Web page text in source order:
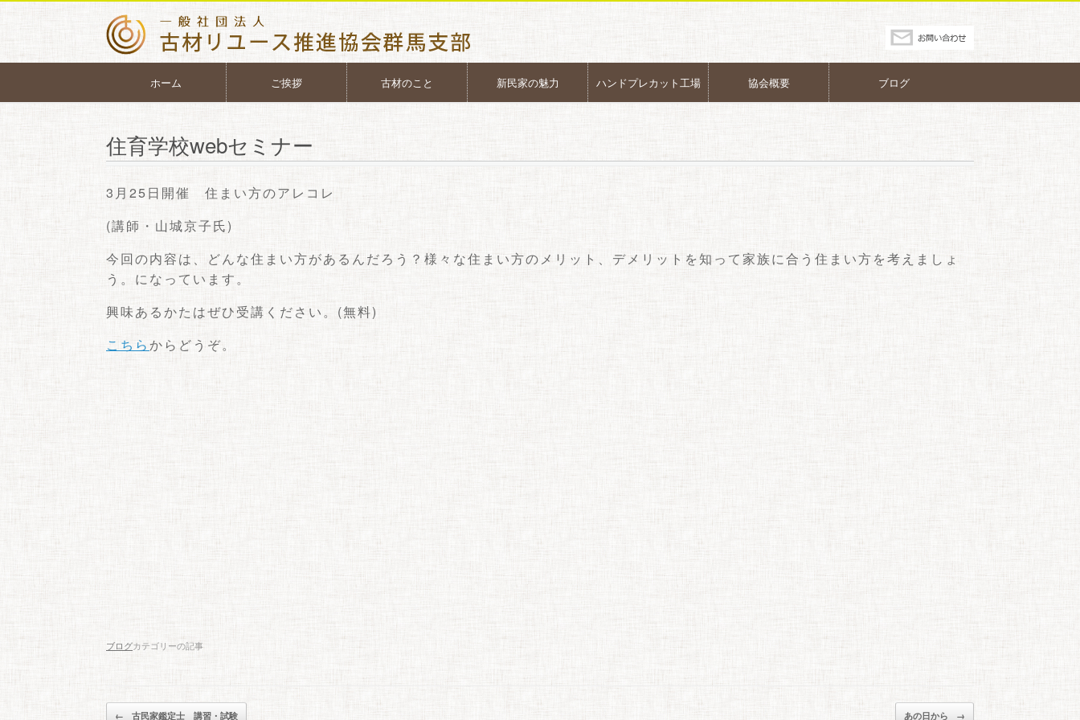
ホーム ご挨拶 古材のこと 新民家の魅力 ハンドプレカット工場 協会概要 ブログ
住育学校webセミナー
3月25日開催 住まい方のアレコレ
(講師・山城京子氏)
今回の内容は、どんな住まい方があるんだろう？様々な住まい方のメリット、デメリットを知って家族に合う住まい方を考えましょ
う。になっています。
興味あるかたはぜひ受講ください。(無料)
こちらからどうぞ。
ブログカテゴリーの記事
投稿ナビゲーション
← 古民家鑑定士 講習・試験 あの日から →